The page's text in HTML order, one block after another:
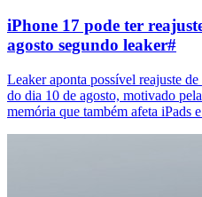
iPhone 17 pode ter
agosto segundo leaker#
Leaker aponta possível reajuste
do dia 10 de agosto, motivado
memória que também afeta iPads